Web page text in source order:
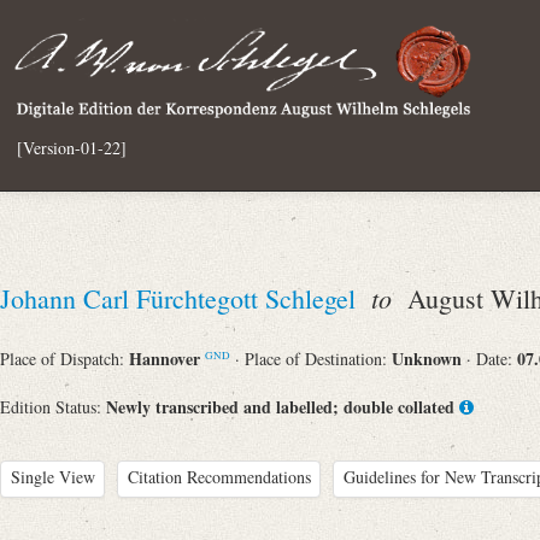
[Version-01-22]
Johann Carl Fürchtegott Schlegel toAugust
Place of Dispatch: Hannover GND · Place of Destination: Unknown · Date:
Edition Status: Newly transcribed and labelled; double collated
Single View Citation Recommendations Guidelines for New